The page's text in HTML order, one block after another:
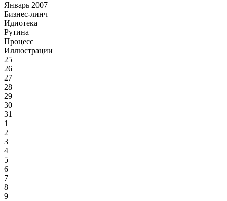
Январь 2007
Бизнес-линч
Идиотека
Рутина
Процесс
Иллюстрации
25
26
27
28
29
30
31
1
2
3
4
5
6
7
8
9